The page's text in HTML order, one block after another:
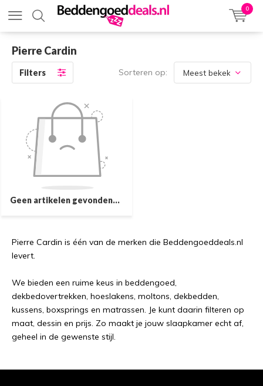
0
Pierre Cardin
Filters Sorteren op:
Geen artikelen gevonden...
Pierre Cardin is één van de merken die Beddengoeddeals.nl
levert.
We bieden een ruime keus in beddengoed,
dekbedovertrekken, hoeslakens, moltons, dekbedden,
kussens, boxsprings en matrassen. Je kunt daarin filteren op
maat, dessin en prijs. Zo maakt je jouw slaapkamer echt af,
geheel in de gewenste stijl.